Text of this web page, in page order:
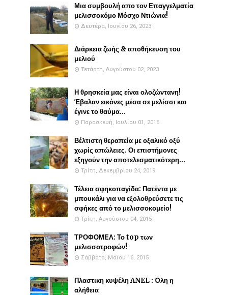
Μια συμβουλή απο τον Επαγγελματία
μελισσοκόμο Μόσχο Ντιώνια!
Δευτέρα, Ιουνίου 26, 2023
Διάρκεια ζωής & αποθήκευση του
μελιού
Τετάρτη, Αυγούστου 02, 2023
Η θρησκεία μας είναι ολοζώντανη!
Έβαλαν εικόνες μέσα σε μελίσσι και
έγινε το θαύμα...
Παρασκευή, Ιουλίου 01, 2016
Βέλτιστη θεραπεία με οξαλικό οξύ
χωρίς απώλειες. Οι επιστήμονες
εξηγούν την αποτελεσματικότερη...
Τρίτη, Δεκεμβρίου 24, 2019
Τέλεια σφηκοπαγίδα: Πατέντα με
μπουκάλι για να εξολοθρεύσετε τις
σφήκες από το μελισσοκομείο!
Τρίτη, Αυγούστου 04, 2015
ΤΡΟΦΟΜΕΛ: Το top των
μελισσοτροφών!
Σάββατο, Μαΐου 16, 2015
Πλαστικη κυψέλη ANEL : Όλη η
αλήθεια